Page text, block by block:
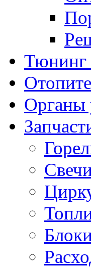
Тюнинг
Органы